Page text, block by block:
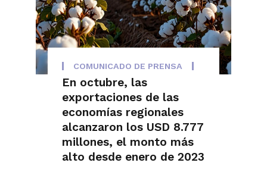
COMUNICADO DE PRENSA
En octubre, las
exportaciones de las
economías regionales
alcanzaron los USD 8.777
millones, el monto más
alto desde enero de 2023